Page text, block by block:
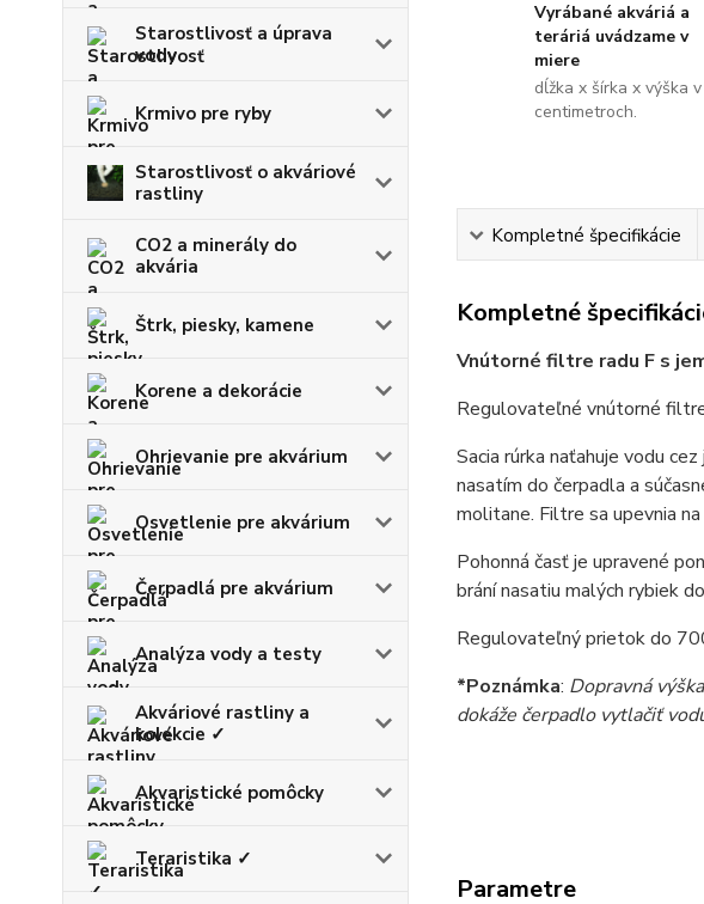
Starostlivosť a úprava
vody
Krmivo pre ryby
Starostlivosť o akváriové
rastliny
CO2 a minerály do
akvária
Štrk, piesky, kamene
Korene a dekorácie
Ohrievanie pre akvárium
Osvetlenie pre akvárium
Čerpadlá pre akvárium
Analýza vody a testy
Akváriové rastliny a
kolekcie ✓
Akvaristické pomôcky
Teraristika ✓
Vyrábané akváriá a
teráriá uvádzame v
miere
dĺžka x šírka x výška v
centimetroch.
Kompletné špecifikácie
Kompletné
Vnútorné filtre radu F s
Regulovateľné vnútorné
Sacia rúrka naťahuje vodu
nasatím do čerpadla a
molitane. Filtre sa upevnia
Pohonná časť je upravené
brání nasatiu malých rybiek
Regulovateľný prietok do
*Poznámka: Dopravná
dokáže čerpadlo vytlačiť
Parametre